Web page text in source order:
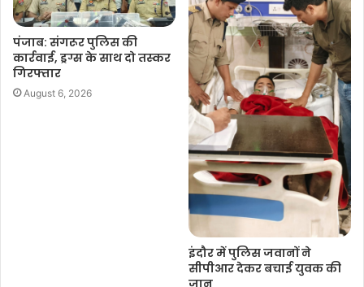
पंजाब: संगरूर पुलिस की
कार्रवाई, ड्रग्स के साथ दो तस्कर
गिरफ्तार
August 6, 2026
इंदौर में पुलिस जवानों ने
सीपीआर देकर बचाई युवक की